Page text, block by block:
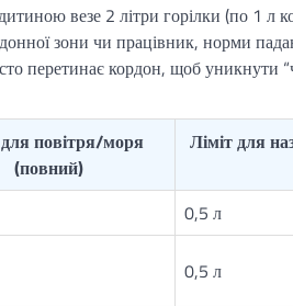
везе 2 літри горілки (по 1
зони чи працівник, норми
перетинає кордон, щоб уникнути
повітря/моря
(повний)
Ліміт для
0,5 л
0,5 л